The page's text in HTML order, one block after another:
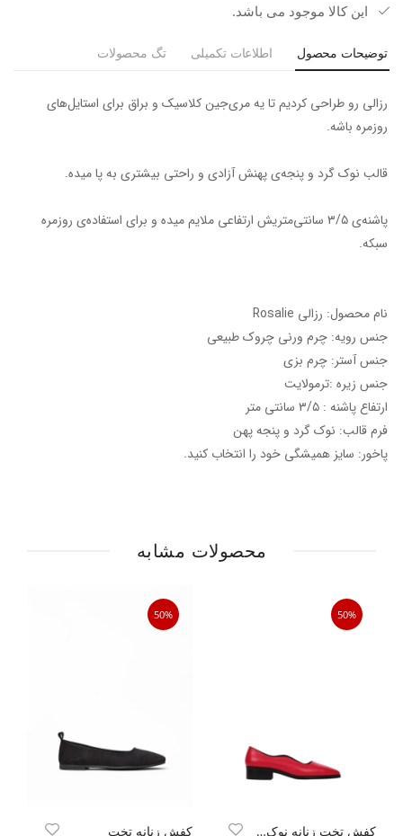
این کالا موجود می باشد.
توضیحات محصول اطلاعات تکمیلی تگ محصولات
رزالی رو طراحی کردیم تا یه مری‌جین کلاسیک و براق برای استایل‌های
روزمره باشه.
قالب نوک گرد و پنجه‌ی پهنش آزادی و راحتی بیشتری به پا میده.
پاشنه‌ی ۳/۵ سانتی‌متریش ارتفاعی ملایم میده و برای استفاده‌ی روزمره
سبکه.
نام محصول: رزالی Rosalie
جنس رویه: چرم ورنی چروک طبیعی
جنس آستر: چرم بزی
جنس زیره :ترمولایت
ارتفاع پاشنه : ۳/۵ سانتی متر
فرم قالب: نوک گرد و پنجه پهن
پاخور: سایز همیشگی خود را انتخاب کنید.
محصولات مشابه
50%
کفش تخت زنانه نوک تیز
50%
کفش زنانه تخت